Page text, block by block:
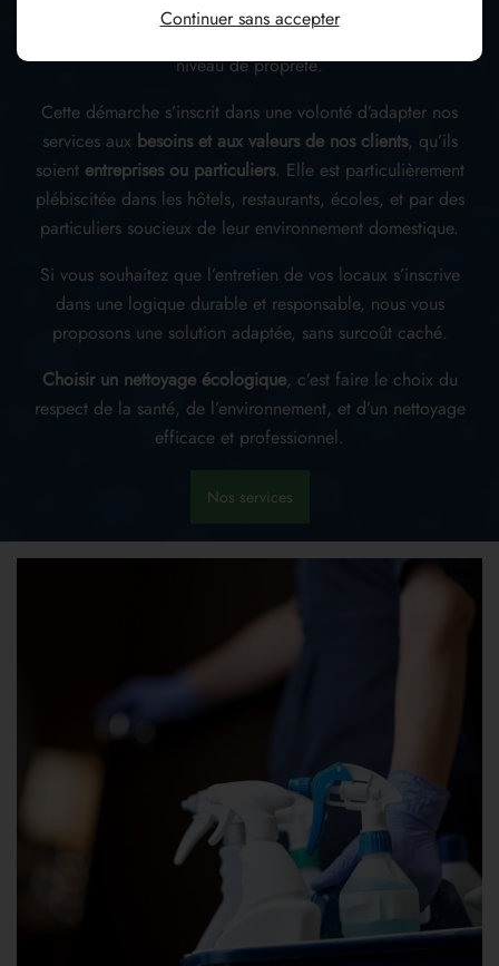
la planète. Nos méthodes d’entretien limitent le
gaspillage d’eau et d’énergie, tout en assurant un haut
niveau de propreté.
Cette démarche s’inscrit dans une volonté d’adapter nos
services aux besoins et aux valeurs de nos clients, qu’ils
soient entreprises ou particuliers. Elle est particulièrement
plébiscitée dans les hôtels, restaurants, écoles, et par des
particuliers soucieux de leur environnement domestique.
Si vous souhaitez que l’entretien de vos locaux s’inscrive
dans une logique durable et responsable, nous vous
proposons une solution adaptée, sans surcoût caché.
Choisir un nettoyage écologique, c’est faire le choix du
respect de la santé, de l’environnement, et d’un nettoyage
efficace et professionnel.
Nos services
Continuer sans accepter